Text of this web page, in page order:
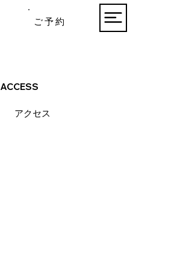
ご 予 約
ACCESS
​アクセス